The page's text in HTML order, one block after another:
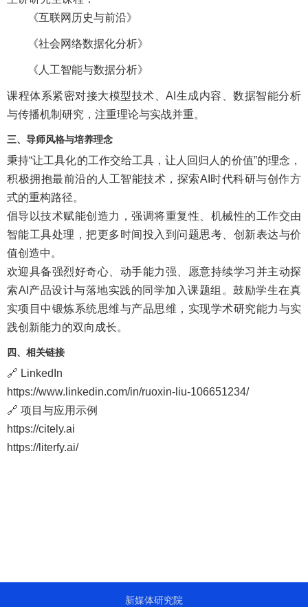
《互联网历史与前沿》
《社会网络数据化分析》
《人工智能与数据分析》
课程体系紧密对接大模型技术、AI生成内容、数据智能分析
与传播机制研究，注重理论与实战并重。
三、导师风格与培养理念
秉持“让工具化的工作交给工具，让人回归人的价值”的理念，
积极拥抱最前沿的人工智能技术，探索AI时代科研与创作方
式的重构路径。
倡导以技术赋能创造力，强调将重复性、机械性的工作交由
智能工具处理，把更多时间投入到问题思考、创新表达与价
值创造中。
欢迎具备强烈好奇心、动手能力强、愿意持续学习并主动探
索AI产品设计与落地实践的同学加入课题组。鼓励学生在真
实项目中锻炼系统思维与产品思维，实现学术研究能力与实
践创新能力的双向成长。
四、相关链接
🔗 LinkedIn
https://www.linkedin.com/in/ruoxin-liu-106651234/
🔗 项目与应用示例
https://citely.ai
https://literfy.ai/
新媒体研究院